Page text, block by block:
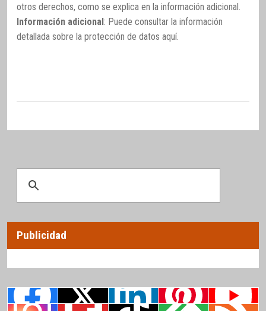
otros derechos, como se explica en la información adicional.
Información adicional: Puede consultar la información
detallada sobre la protección de datos aquí.
Publicidad